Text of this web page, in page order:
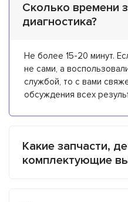
Сколько времени
диагностика?
Не более 15-20 минут.
не сами, а
службой, то с вами
обсуждения всех
Какие запчасти,
комплектующие